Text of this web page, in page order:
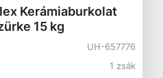
Kerámiaburkolat
15 kg
UH-657776
1 zsák